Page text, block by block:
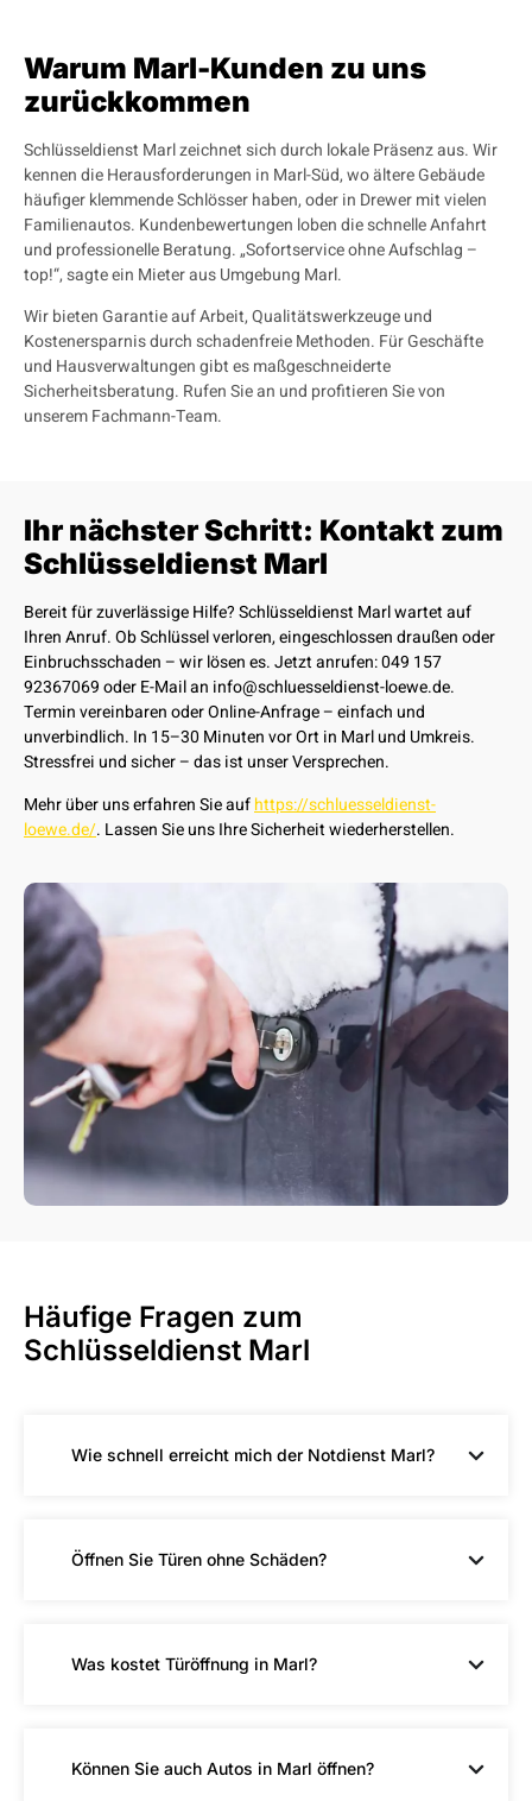
Warum Marl-Kunden zu uns
zurückkommen
Schlüsseldienst Marl zeichnet sich durch lokale Präsenz aus. Wir
kennen die Herausforderungen in Marl-Süd, wo ältere Gebäude
häufiger klemmende Schlösser haben, oder in Drewer mit vielen
Familienautos. Kundenbewertungen loben die schnelle Anfahrt
und professionelle Beratung. „Sofortservice ohne Aufschlag –
top!“, sagte ein Mieter aus Umgebung Marl.
Wir bieten Garantie auf Arbeit, Qualitätswerkzeuge und
Kostenersparnis durch schadenfreie Methoden. Für Geschäfte
und Hausverwaltungen gibt es maßgeschneiderte
Sicherheitsberatung. Rufen Sie an und profitieren Sie von
unserem Fachmann-Team.
Ihr nächster Schritt: Kontakt zum
Schlüsseldienst Marl
Bereit für zuverlässige Hilfe? Schlüsseldienst Marl wartet auf
Ihren Anruf. Ob Schlüssel verloren, eingeschlossen draußen oder
Einbruchsschaden – wir lösen es.Jetzt anrufen: 049 157
92367069oder E-Mail an info@schluesseldienst-loewe.de.
Termin vereinbaren oder Online-Anfrage – einfach und
unverbindlich. In 15–30 Minuten vor Ort in Marl und Umkreis.
Stressfrei und sicher – das ist unser Versprechen.
Mehr über uns erfahren Sie aufhttps://schluesseldienst-
loewe.de/. Lassen Sie uns Ihre Sicherheit wiederherstellen.
Häufige Fragen zum
Schlüsseldienst Marl
Wie schnell erreicht mich der Notdienst Marl?
Öffnen Sie Türen ohne Schäden?
Was kostet Türöffnung in Marl?
Können Sie auch Autos in Marl öffnen?